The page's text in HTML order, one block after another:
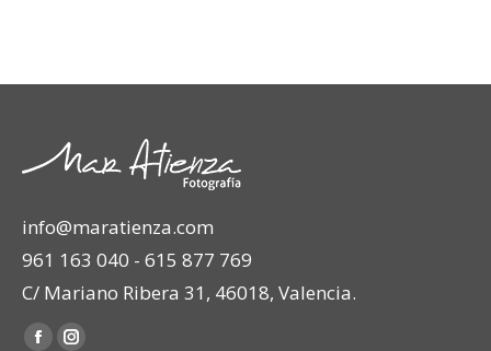
info@maratienza.com
961 163 040 - 615 877 769
C/ Mariano Ribera 31, 46018, Valencia.
Encuéntranos en: